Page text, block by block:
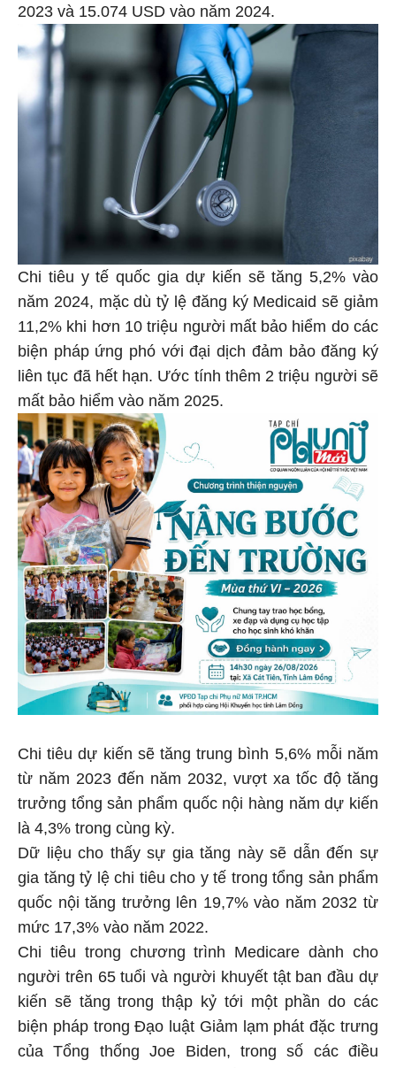
2023 và 15.074 USD vào năm 2024.
Chi tiêu y tế quốc gia dự kiến sẽ tăng 5,2% vào
năm 2024, mặc dù tỷ lệ đăng ký Medicaid sẽ giảm
11,2% khi hơn 10 triệu người mất bảo hiểm do các
biện pháp ứng phó với đại dịch đảm bảo đăng ký
liên tục đã hết hạn. Ước tính thêm 2 triệu người sẽ
mất bảo hiểm vào năm 2025.
Chi tiêu dự kiến sẽ tăng trung bình 5,6% mỗi năm
từ năm 2023 đến năm 2032, vượt xa tốc độ tăng
trưởng tổng sản phẩm quốc nội hàng năm dự kiến
là 4,3% trong cùng kỳ.
Dữ liệu cho thấy sự gia tăng này sẽ dẫn đến sự
gia tăng tỷ lệ chi tiêu cho y tế trong tổng sản phẩm
quốc nội tăng trưởng lên 19,7% vào năm 2032 từ
mức 17,3% vào năm 2022.
Chi tiêu trong chương trình Medicare dành cho
người trên 65 tuổi và người khuyết tật ban đầu dự
kiến sẽ tăng trong thập kỷ tới một phần do các
biện pháp trong Đạo luật Giảm lạm phát đặc trưng
của Tổng thống Joe Biden, trong số các điều